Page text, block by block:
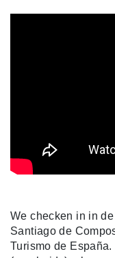
We checken in in de
Santiago de
Turismo de